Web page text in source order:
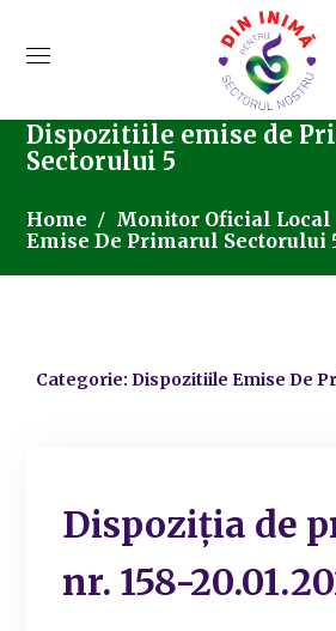
Dispozitiile emise de
Sectorului 5
Home Monitor Oficial Local
Emise De Primarul Sectorului
Categorie: Dispozitiile Emise De
Dispoziția de
nr. 158-